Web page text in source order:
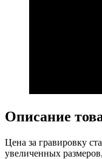
Описание
Цена за гравировку
увеличенных